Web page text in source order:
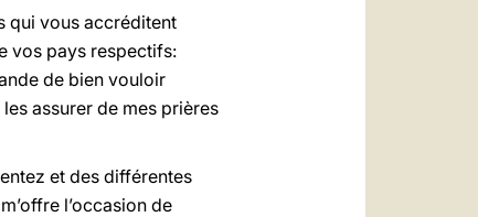
qui vous accréditent
vos pays respectifs:
de bien vouloir
assurer de mes prières
et des différentes
l’occasion de